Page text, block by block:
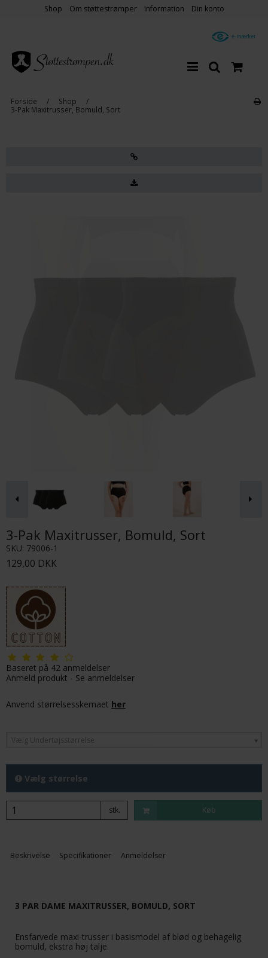
Shop Om støttestrømper Information Din konto
Forside / Shop
/
3-Pak Maxitrusser, Bomuld, Sort
3-Pak Maxitrusser, Bomuld, Sort
SKU: 79006-1
129,00 DKK
Baseret på 42 anmeldelser
Anmeld produkt - Se anmeldelser
Anvend størrelsesskemaet her
Vælg Undertøjsstørrelse
Vælg størrelse
stk. Køb
Beskrivelse Specifikationer Anmeldelser
3 PAR DAME MAXITRUSSER, BOMULD, SORT
Ensfarvede maxi-trusser i basismodel af blød og behagelig
bomuld, ekstra høj talje.